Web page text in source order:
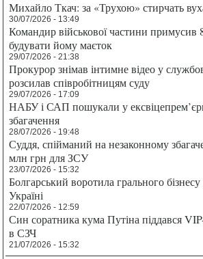
Михайло Ткач: за «Трухою» стирчать
30/07/2026 - 13:49
Командир військової частини примусив
будувати йому маєток
29/07/2026 - 21:38
Прокурор знімав інтимне відео у
розсилав співробітницям суду
29/07/2026 - 17:09
НАБУ і САП пошукали у
збагачення
28/07/2026 - 19:48
Суддя, спійманий на незаконному
млн грн для ЗСУ
23/07/2026 - 15:32
Болгарський воротила грального бізнесу
Україні
22/07/2026 - 12:59
Син соратника кума Путіна піддався
в СЗЧ
21/07/2026 - 15:32